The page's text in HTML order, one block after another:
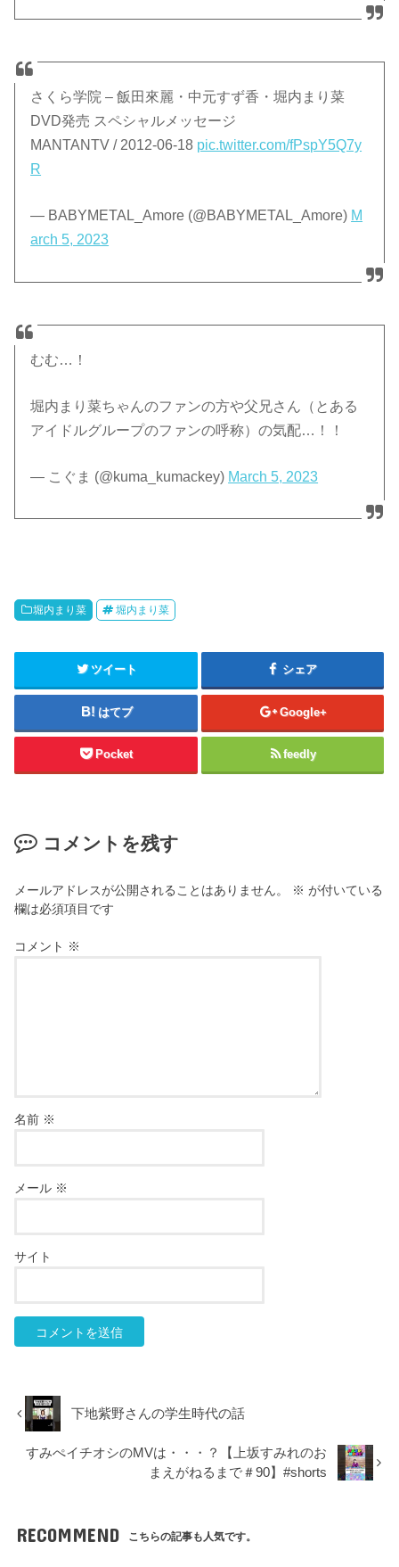
さくら学院 – 飯田來麗・中元すず香・堀内まり菜
DVD発売 スペシャルメッセージ
MANTANTV / 2012-06-18 pic.twitter.com/fPspY5Q7y
R
— BABYMETAL_Amore (@BABYMETAL_Amore) M
arch 5, 2023
むむ…！
堀内まり菜ちゃんのファンの方や父兄さん（とある
アイドルグループのファンの呼称）の気配…！！
— こぐま (@kuma_kumackey) March 5, 2023
堀内まり菜 堀内まり菜
ツイート シェア
はてブ Google+
Pocket feedly
コメントを残す
メールアドレスが公開されることはありません。 ※ が付いている
欄は必須項目です
コメント ※
名前 ※
メール ※
サイト
下地紫野さんの学生時代の話
すみぺイチオシのMVは・・・？【上坂すみれのお
まえがねるまで＃90】#shorts
RECOMMEND こちらの記事も人気です。